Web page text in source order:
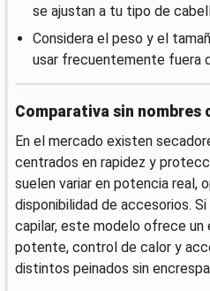
se ajustan a tu tipo de
Considera el peso y el
usar frecuentemente fuera
Comparativa sin
En el mercado existen
centrados en rapidez y
suelen variar en potencia real,
disponibilidad de accesorios.
capilar, este modelo ofrece un
potente, control de calor y
distintos peinados sin